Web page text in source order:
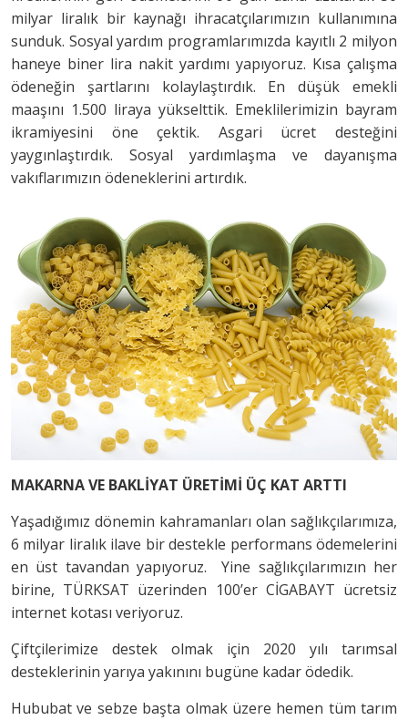
milyar liralık bir kaynağı ihracatçılarımızın kullanımına
sunduk. Sosyal yardım programlarımızda kayıtlı 2 milyon
haneye biner lira nakit yardımı yapıyoruz. Kısa çalışma
ödeneğin şartlarını kolaylaştırdık. En düşük emekli
maaşını 1.500 liraya yükselttik. Emeklilerimizin bayram
ikramiyesini öne çektik. Asgari ücret desteğini
yaygınlaştırdık. Sosyal yardımlaşma ve dayanışma
vakıflarımızın ödeneklerini artırdık.
MAKARNA VE BAKLİYAT ÜRETİMİ ÜÇ KAT ARTTI
Yaşadığımız dönemin kahramanları olan sağlıkçılarımıza,
6 milyar liralık ilave bir destekle performans ödemelerini
en üst tavandan yapıyoruz. Yine sağlıkçılarımızın her
birine, TÜRKSAT üzerinden 100’er CİGABAYT ücretsiz
internet kotası veriyoruz.
Çiftçilerimize destek olmak için 2020 yılı tarımsal
desteklerinin yarıya yakınını bugüne kadar ödedik.
Hububat ve sebze başta olmak üzere hemen tüm tarım